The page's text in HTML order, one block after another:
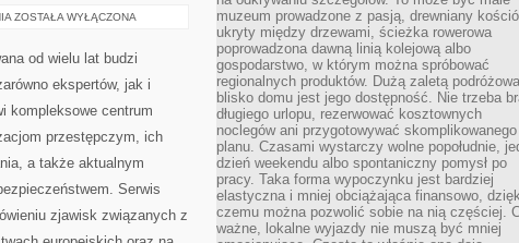
NOWOCZESNA
ZOSTAŁA WYŁĄCZONA
od wielu lat budzi
ekspertów, jak i
kompleksowe centrum
przestępczym, ich
a także aktualnym
Serwis
zjawisk związanych z
muzeum prowadzone z pasją, drewniany
ukryty między drzewami, ścieżka rowerowa
poprowadzona dawną linią kolejową albo
gospodarstwo, w którym można spróbować
regionalnych produktów. Dużą zaletą
blisko domu jest jego dostępność. Nie trzeba
długiego urlopu, rezerwować kosztownych
noclegów ani przygotowywać skomplikowanego
planu. Czasami wystarczy wolne popołudnie,
dzień weekendu albo spontaniczny pomysł po
pracy. Taka forma wypoczynku jest bardziej
elastyczna i mniej obciążająca finansowo,
czemu można pozwolić sobie na nią częściej.
ważne, lokalne wyjazdy nie muszą być mniej